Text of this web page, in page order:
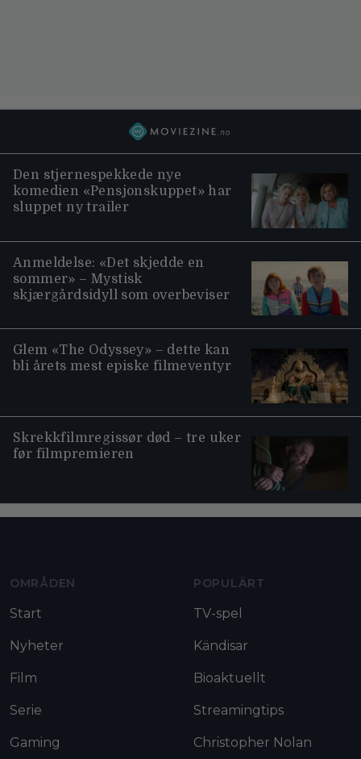
Den stjernespekkede nye
komedien «Pensjonskuppet» har
sluppet ny trailer
Anmeldelse: «Det skjedde en
sommer» – Mystisk
skjærgårdsidyll som overbeviser
Glem «The Odyssey» – dette kan
bli årets mest episke filmeventyr
Skrekkfilmregissør død – tre uker
før filmpremieren
OMRÅDEN
Start
Nyheter
Film
Serie
Gaming
POPULÄRT
TV-spel
Kändisar
Bioaktuellt
Streamingtips
Christopher Nolan